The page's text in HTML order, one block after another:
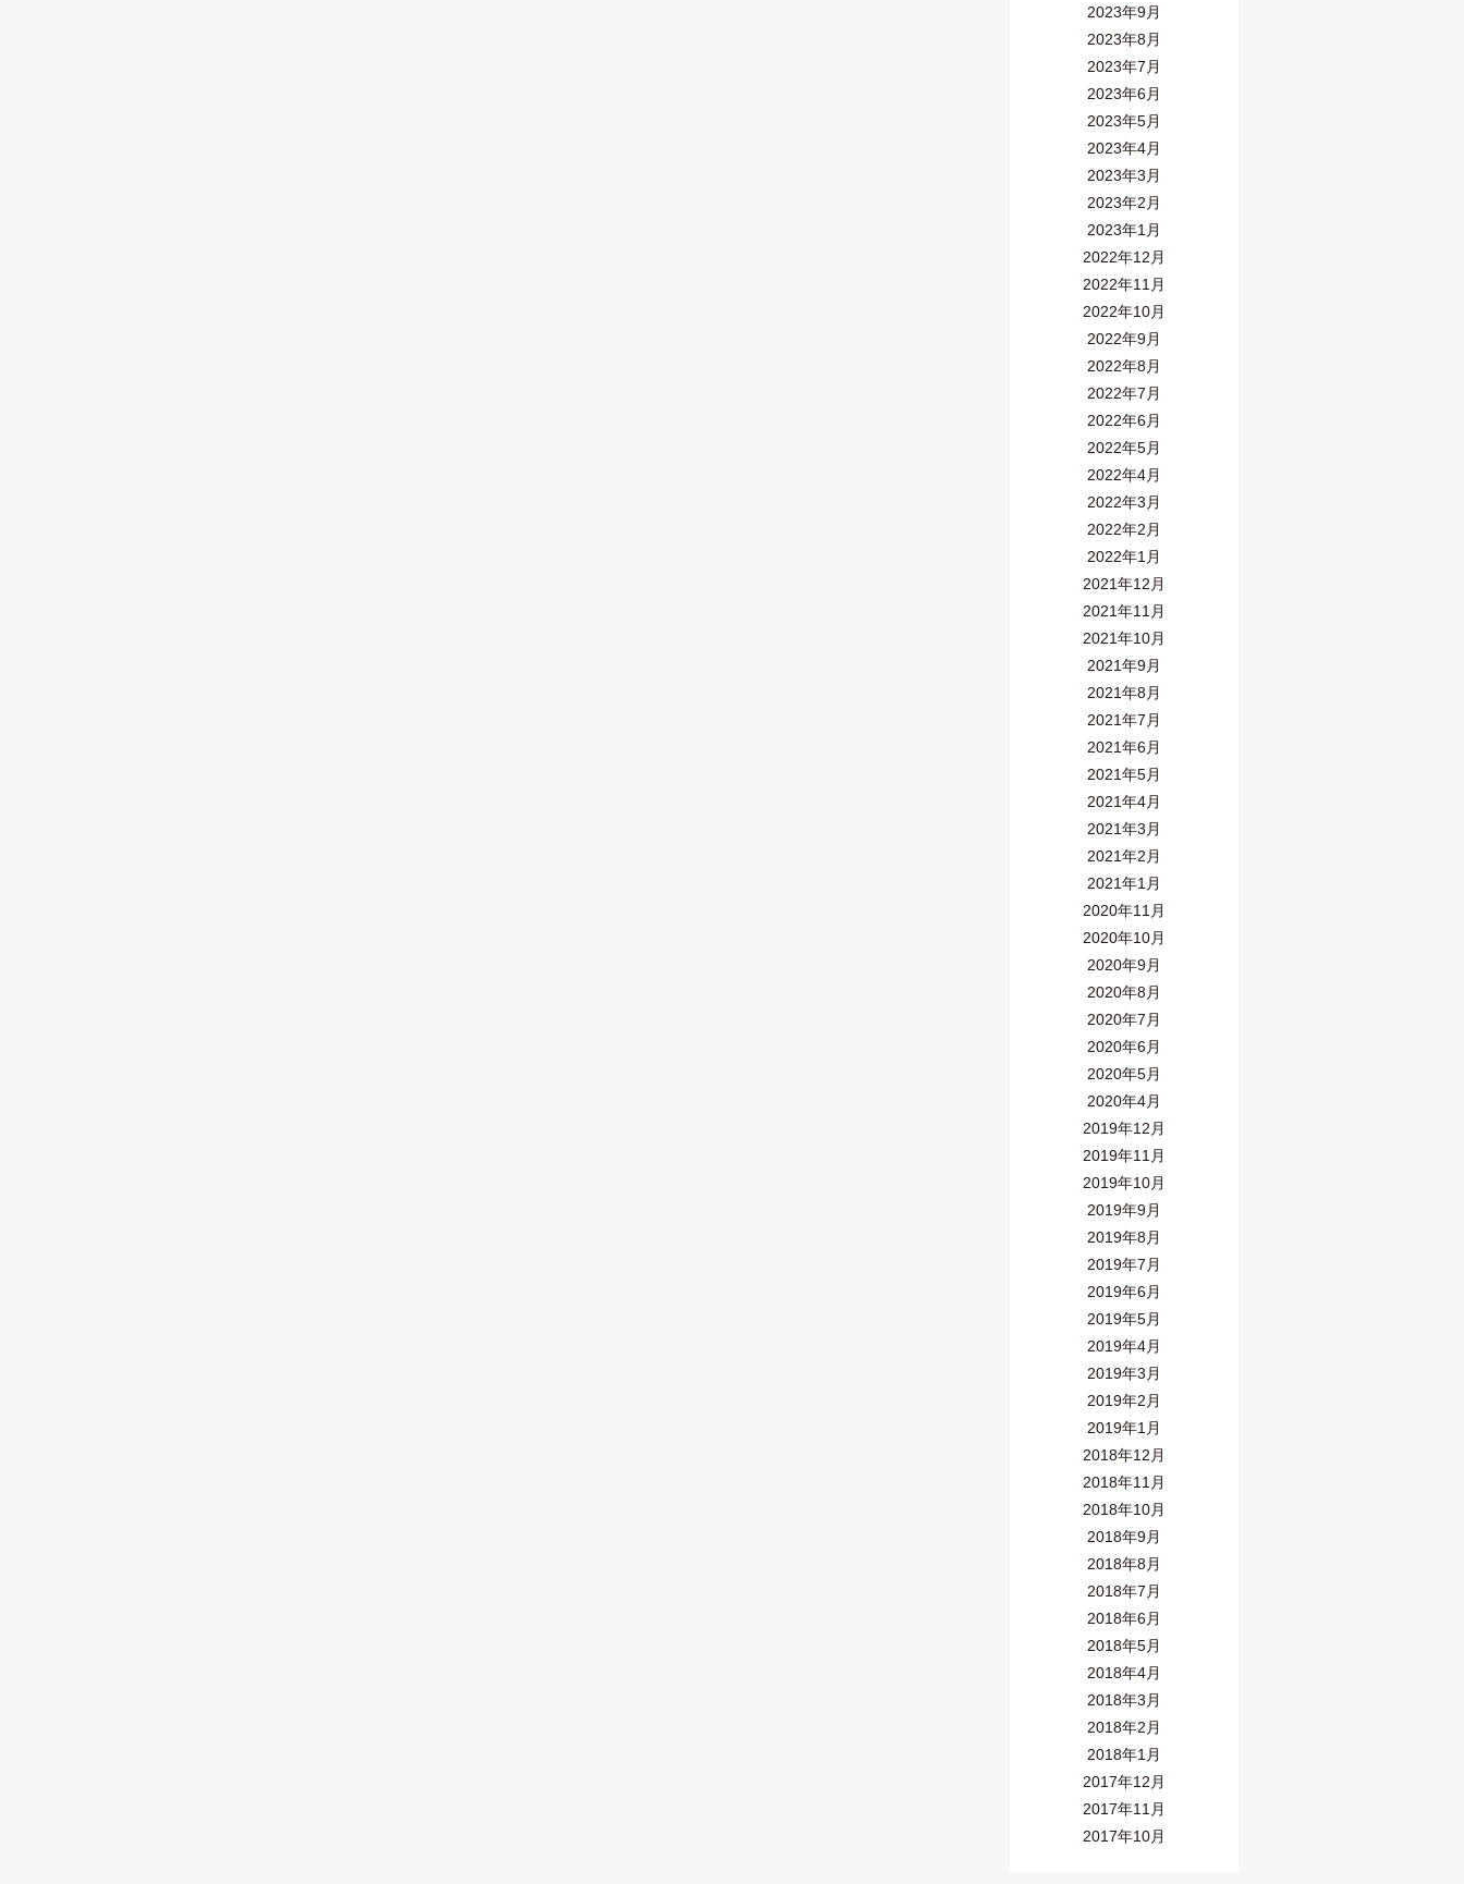
2023年9月
2023年8月
2023年7月
2023年6月
2023年5月
2023年4月
2023年3月
2023年2月
2023年1月
2022年12月
2022年11月
2022年10月
2022年9月
2022年8月
2022年7月
2022年6月
2022年5月
2022年4月
2022年3月
2022年2月
2022年1月
2021年12月
2021年11月
2021年10月
2021年9月
2021年8月
2021年7月
2021年6月
2021年5月
2021年4月
2021年3月
2021年2月
2021年1月
2020年11月
2020年10月
2020年9月
2020年8月
2020年7月
2020年6月
2020年5月
2020年4月
2019年12月
2019年11月
2019年10月
2019年9月
2019年8月
2019年7月
2019年6月
2019年5月
2019年4月
2019年3月
2019年2月
2019年1月
2018年12月
2018年11月
2018年10月
2018年9月
2018年8月
2018年7月
2018年6月
2018年5月
2018年4月
2018年3月
2018年2月
2018年1月
2017年12月
2017年11月
2017年10月